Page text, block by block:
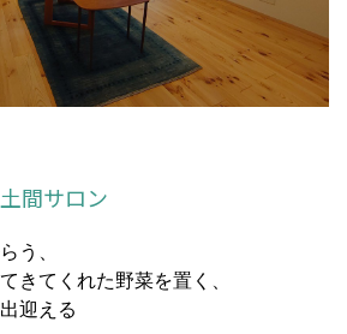
間サロン
う、
きてくれた野菜を置く、
迎える